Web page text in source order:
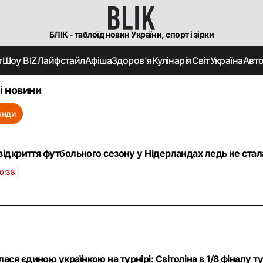
БЛІК - таблоїд новин України, спорт і зірки
Шоу BIZЛайфстайлАфішаЗдоров'яКулінаріяСвітУкраїна
новини
футбольного сезону у Нідерландах ледь не
єдиною українкою на турнірі: Світоліна в 1/8 фіналу